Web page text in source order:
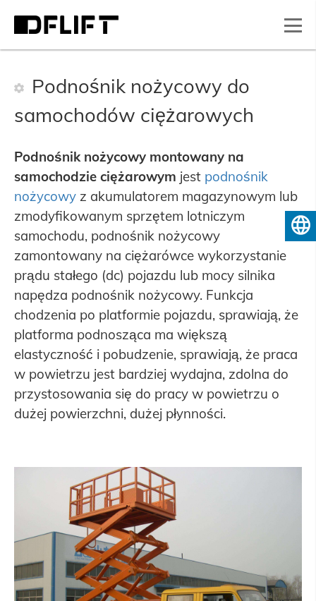
Podnośnik nożycowy do
samochodów ciężarowych
Podnośnik nożycowy montowany na
samochodzie ciężarowym jest podnośnik
nożycowyz akumulatorem magazynowym lub
zmodyfikowanym sprzętem lotniczym
samochodu, podnośnik nożycowy
zamontowany na ciężarówce wykorzystanie
prądu stałego (dc) pojazdu lub mocy silnika
napędza podnośnik nożycowy. Funkcja
chodzenia po platformie pojazdu, sprawiają, że
platforma podnosząca ma większą
elastyczność i pobudzenie, sprawiają, że praca
w powietrzu jest bardziej wydajna, zdolna do
przystosowania się do pracy w powietrzu o
dużej powierzchni, dużej płynności.
Polski